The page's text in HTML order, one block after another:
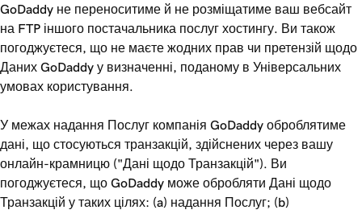
GoDaddy не переноситиме й не розміщатиме ваш вебсайт
на FTP іншого постачальника послуг хостингу. Ви також
погоджуєтеся, що не маєте жодних прав чи претензій щодо
Даних GoDaddy у визначенні, поданому в Універсальних
умовах користування.
У межах надання Послуг компанія GoDaddy оброблятиме
дані, що стосуються транзакцій, здійснених через вашу
онлайн-крамницю ("Дані щодо Транзакцій"). Ви
погоджуєтеся, що GoDaddy може обробляти Дані щодо
Транзакцій у таких цілях: (a) надання Послуг; (b)